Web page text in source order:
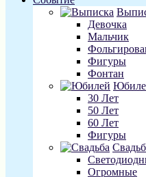
Девочка
Мальчик
Фигуры
Фонтан
30 Лет
50 Лет
60 Лет
Фигуры
Огромные